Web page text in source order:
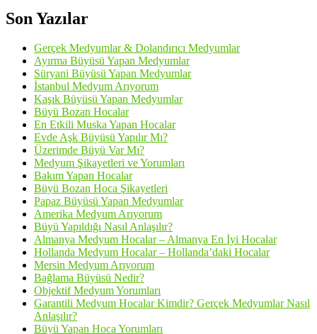
Son Yazılar
Gerçek Medyumlar & Dolandırıcı Medyumlar
Ayırma Büyüsü Yapan Medyumlar
Süryani Büyüsü Yapan Medyumlar
İstanbul Medyum Arıyorum
Kaşık Büyüsü Yapan Medyumlar
Büyü Bozan Hocalar
En Etkili Muska Yapan Hocalar
Evde Aşk Büyüsü Yapılır Mı?
Üzerimde Büyü Var Mı?
Medyum Şikayetleri ve Yorumları
Bakım Yapan Hocalar
Büyü Bozan Hoca Şikayetleri
Papaz Büyüsü Yapan Medyumlar
Amerika Medyum Arıyorum
Büyü Yapıldığı Nasıl Anlaşılır?
Almanya Medyum Hocalar – Almanya En İyi Hocalar
Hollanda Medyum Hocalar – Hollanda’daki Hocalar
Mersin Medyum Arıyorum
Bağlama Büyüsü Nedir?
Objektif Medyum Yorumları
Garantili Medyum Hocalar Kimdir? Gerçek Medyumlar Nasıl
Anlaşılır?
Büyü Yapan Hoca Yorumları